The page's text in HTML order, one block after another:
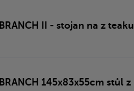
BRANCH II - stojan na z teaku
BRANCH 145x83x55cm stůl z